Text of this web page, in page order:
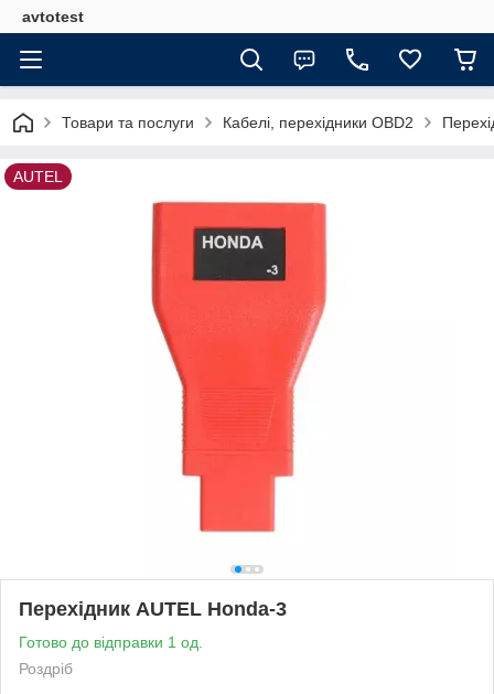
avtotest
Товари та послуги Кабелі, перехідники OBD2
AUTEL
Перехідник AUTEL Honda-3
Готово до відправки 1 од.
Роздріб